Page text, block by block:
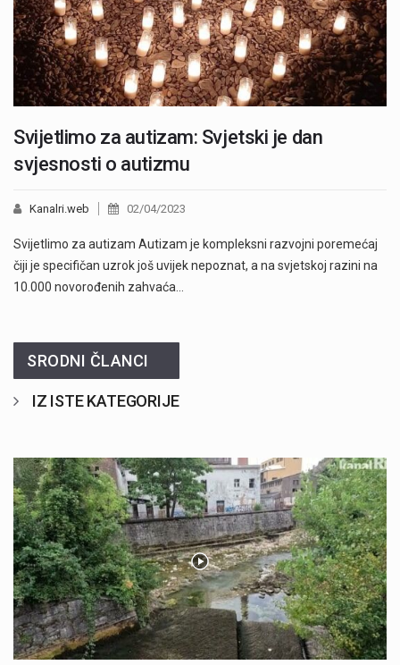
Svijetlimo za autizam: Svjetski je dan
svjesnosti o autizmu
Kanalri.web 02/04/2023
Svijetlimo za autizam Autizam je kompleksni razvojni poremećaj
čiji je specifičan uzrok još uvijek nepoznat, a na svjetskoj razini na
10.000 novorođenih zahvaća…
SRODNI ČLANCI
IZ ISTE KATEGORIJE